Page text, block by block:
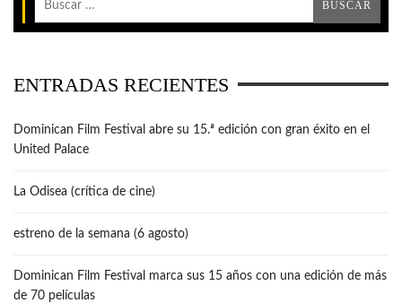
ENTRADAS RECIENTES
Dominican Film Festival abre su 15.ª edición con gran éxito en el
United Palace
La Odisea (crítica de cine)
estreno de la semana (6 agosto)
Dominican Film Festival marca sus 15 años con una edición de más
de 70 películas